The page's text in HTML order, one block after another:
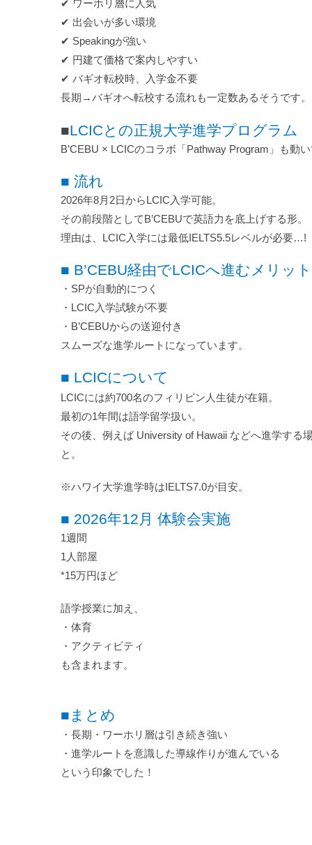
✔ ワーホリ層に人気
✔ 出会いが多い環境
✔ Speakingが強い
✔ 円建て価格で案内しやすい
✔ バギオ転校時、入学金不要
長期→バギオへ転校する流れも一定数あるそうです。
■LCICとの正規大学進学プログラム
B’CEBU × LCICのコラボ「Pathway Program」も動い
■ 流れ
2026年8月2日からLCIC入学可能。
その前段階としてB’CEBUで英語力を底上げする形。
理由は、LCIC入学には最低IELTS5.5レベルが必要…!
■ B’CEBU経由でLCICへ進むメリット
・SPが自動的につく
・LCIC入学試験が不要
・B’CEBUからの送迎付き
スムーズな進学ルートになっています。
■ LCICについて
LCICには約700名のフィリピン人生徒が在籍。
最初の1年間は語学留学扱い。
その後、例えば University of Hawaii などへ進学する
と。
※ハワイ大学進学時はIELTS7.0が目安。
■ 2026年12月 体験会実施
1週間
1人部屋
*15万円ほど
語学授業に加え、
・体育
・アクティビティ
も含まれます。
■まとめ
・長期・ワーホリ層は引き続き強い
・進学ルートを意識した導線作りが進んでいる
という印象でした！